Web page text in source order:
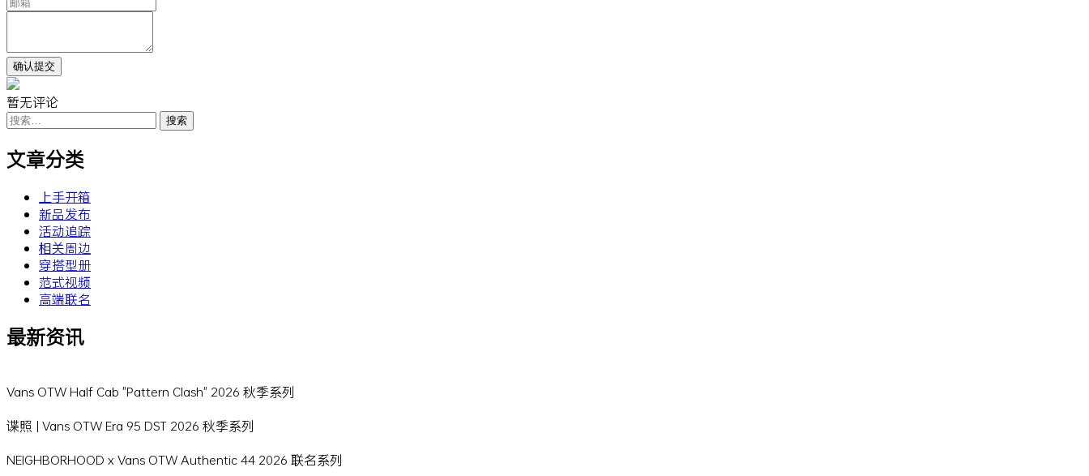
暂无评论
搜
索：
文章分类
上手开箱
新品发布
活动追踪
相关周边
穿搭型册
范式视频
高端联名
最新资讯
Vans OTW Half Cab "Pattern Clash" 2026 秋季系列
谍照 | Vans OTW Era 95 DST 2026 秋季系列
NEIGHBORHOOD x Vans OTW Authentic 44 2026 联名系列